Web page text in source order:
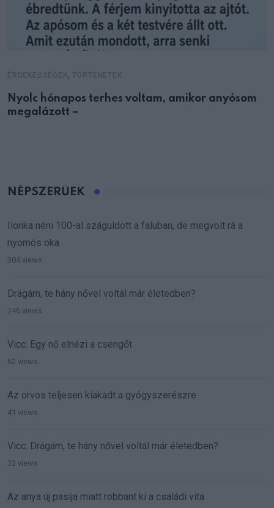
,
Nyolc hónapos terhes voltam, amikor anyósom
megalázott –
NÉPSZERŰEK
Ilonka néni 100-al száguldott a faluban, de megvolt rá a
nyomós oka
304 views
Drágám, te hány nővel voltál már életedben?
246 views
Vicc: Egy nő elnézi a csengőt
62 views
Az orvos teljesen kiakadt a gyógyszerészre
41 views
Vicc: Drágám, te hány nővel voltál már életedben?
33 views
Az anya új pasija miatt robbant ki a családi vita